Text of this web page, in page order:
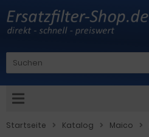
Startseite Katalog Maico